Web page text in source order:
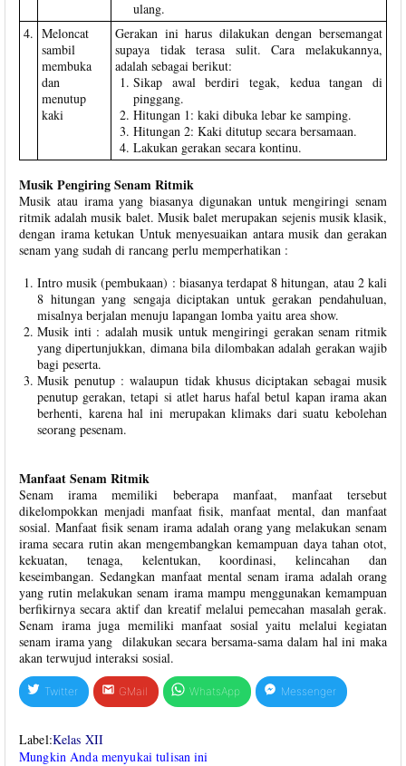
ulang.
4. Meloncat
sambil
membuka
dan
menutup
kaki
Gerakan ini harus dilakukan dengan bersemangat
supaya tidak terasa sulit. Cara melakukannya,
adalah sebagai berikut:
Sikap awal berdiri tegak, kedua tangan di
pinggang.
Hitungan 1: kaki dibuka lebar ke samping.
Hitungan 2: Kaki ditutup secara bersamaan.
Lakukan gerakan secara kontinu.
Musik Pengiring Senam Ritmik
Musik atau irama yang biasanya digunakan untuk mengiringi senam
ritmik adalah musik balet. Musik balet merupakan sejenis musik klasik,
dengan irama ketukan Untuk menyesuaikan antara musik dan gerakan
senam yang sudah di rancang perlu memperhatikan :
Intro musik (pembukaan) : biasanya terdapat 8 hitungan, atau 2 kali
8 hitungan yang sengaja diciptakan untuk gerakan pendahuluan,
misalnya berjalan menuju lapangan lomba yaitu area show.
Musik inti : adalah musik untuk mengiringi gerakan senam ritmik
yang dipertunjukkan, dimana bila dilombakan adalah gerakan wajib
bagi peserta.
Musik penutup : walaupun tidak khusus diciptakan sebagai musik
penutup gerakan, tetapi si atlet harus hafal betul kapan irama akan
berhenti, karena hal ini merupakan klimaks dari suatu kebolehan
seorang pesenam.
Manfaat Senam Ritmik
Senam irama memiliki beberapa manfaat, manfaat tersebut
dikelompokkan menjadi manfaat fisik, manfaat mental, dan manfaat
sosial. Manfaat fisik senam irama adalah orang yang melakukan senam
irama secara rutin akan mengembangkan kemampuan daya tahan otot,
kekuatan, tenaga, kelentukan, koordinasi, kelincahan dan
keseimbangan. Sedangkan manfaat mental senam irama adalah orang
yang rutin melakukan senam irama mampu menggunakan kemampuan
berfikirnya secara aktif dan kreatif melalui pemecahan masalah gerak.
Senam irama juga memiliki manfaat sosial yaitu melalui kegiatan
senam irama yang dilakukan secara bersama-sama dalam hal ini maka
akan terwujud interaksi sosial.
Twitter GMail WhatsApp Messenger
Label:Kelas XII
Mungkin Anda menyukai tulisan ini